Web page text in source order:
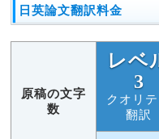
ー
ビ
の
日英論文翻訳料金
原稿の文字
数
レベ
3
クオリテ
翻訳